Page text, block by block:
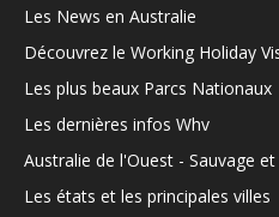
Les News en Australie
Découvrez le Working Holiday
Les plus beaux Parcs Nationaux
Les dernières infos Whv
Australie de l'Ouest - Sauvage
Les états et les principales villes